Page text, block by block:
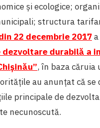
și ecologice;
structura
22 decembrie 2017
dezvoltare durabilă
, în baza căruia
au anunțat că
principale de
necunoscută.